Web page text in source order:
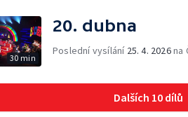
30 min
20. dubna
Poslední vysílání 25. 4. 2026na
Dalších 10 dílů